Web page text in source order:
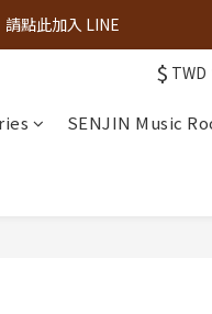
日皆有營業
點此加入 LINE
$ TWD
SENJIN Music